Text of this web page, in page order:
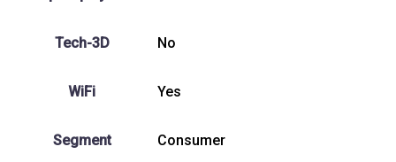
Tech-3D No
WiFi Yes
Segment Consumer